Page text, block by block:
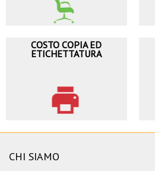
COSTO COPIA ED
ETICHETTATURA
CHI SIAMO